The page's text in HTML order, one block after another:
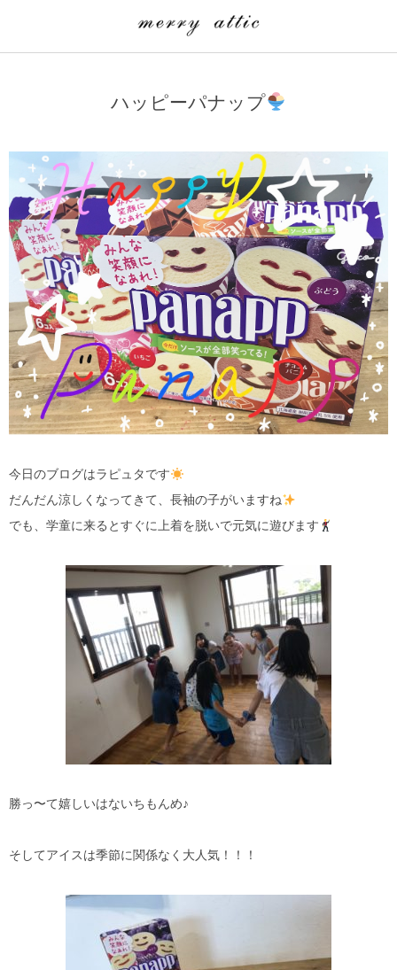
ハッピーパナップ
今日のブログはラピュタです
だんだん涼しくなってきて、長袖の子がいますね
でも、学童に来るとすぐに上着を脱いで元気に遊びます
勝っ〜て嬉しいはないちもんめ♪
そしてアイスは季節に関係なく大人気！！！
merry attic ミュージッククラス